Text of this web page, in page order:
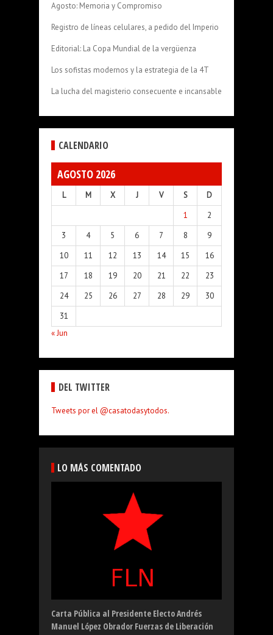
Agosto: Memoria y Compromiso
Registro de líneas celulares, a pedido del Imperio
Editorial: La Copa Mundial de la vergüenza
Los sofistas modernos y la estrategia de la 4T
La lucha del magisterio consecuente e incansable
CALENDARIO
AGOSTO 2026
L M X J V S
D
1
2
3
4 5 6 7 8
9
10
11 12 13 14 15
16
17
18 19 20 21 22
23
24
25 26 27 28 29
30
31
« Jun
DEL TWITTER
Tweets por el @casatodasytodos.
LO MÁS COMENTADO
Carta Pública al Presidente Electo Andrés
Manuel López Obrador Fuerzas de Liberación
Martínez, Marichuy, sobre desplazamiento
forzado.